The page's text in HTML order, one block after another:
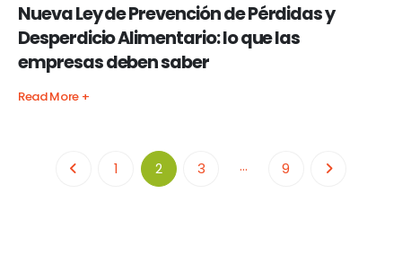
Nueva Ley de Prevención de Pérdidas y
Desperdicio Alimentario: lo que las
empresas deben saber
Read More +
1 2 3 … 9